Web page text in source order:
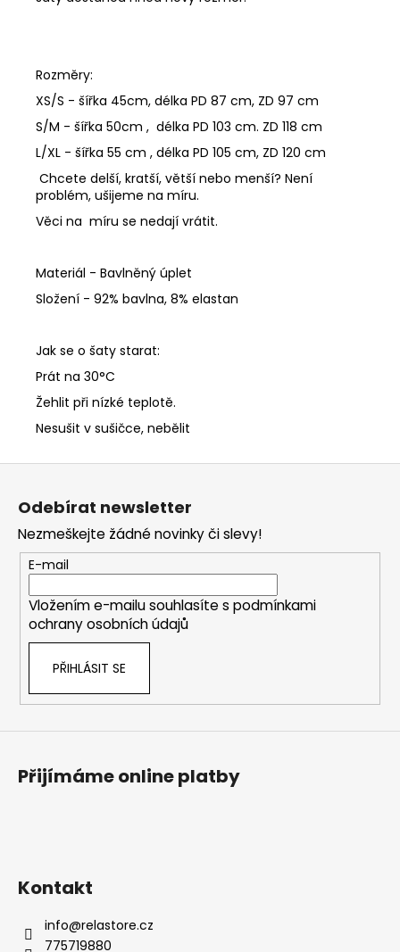
Rozměry:
XS/S - šířka 45cm, délka PD 87 cm, ZD 97 cm
S/M - šířka 50cm , délka PD 103 cm. ZD 118 cm
L/XL - šířka 55 cm , délka PD 105 cm, ZD 120 cm
Chcete delší, kratší, větší nebo menší? Není
problém, ušijeme na míru.
Věci na míru se nedají vrátit.
Materiál - Bavlněný úplet
Složení - 92% bavlna, 8% elastan
Jak se o šaty starat:
Prát na 30°C
Žehlit při nízké teplotě.
Nesušit v sušičce, nebělit
Z
Odebírat newsletter
Nezmeškejte žádné novinky či slevy!
E-mail
Vložením e-mailu souhlasíte s podmínkami
ochrany osobních údajů
PŘIHLÁSIT SE
Přijímáme online platby
Kontakt
info@relastore.cz
775719880